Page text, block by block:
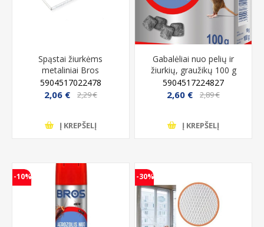
Spąstai žiurkėms
metaliniai Bros
5904517022478
2,06 € 2,29 €
Į KREPŠELĮ
Gabalėliai nuo pelių ir
žiurkių, graužikų 100 g
Bros
5904517224827
2,60 € 2,89 €
Į KREPŠELĮ
-10% -30%